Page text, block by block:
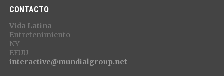
CONTACTO
Vida Latina
Entretenimiento
NY
EEUU
interactive@mundialgroup.net